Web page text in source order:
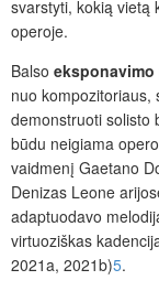
svarstyti, kokią vietą
operoje.
Balso eksponavimo
nuo kompozitoriaus,
demonstruoti solisto
būdu neigiama
vaidmenį Gaetano
Denizas Leone
adaptuodavo
virtuoziškas
2021a, 2021b)5.